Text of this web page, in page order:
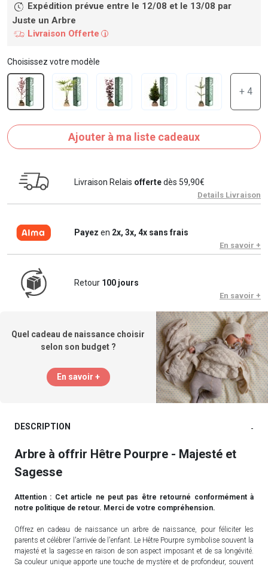
Expédition prévue entre le 12/08 et le 13/08 par
Juste un Arbre
Livraison Offerte
i
Choisissez votre modèle
+ 4
Ajouter à ma liste cadeaux
Livraison Relais offertedès 59,90€
Details Livraison
Payez en 2x, 3x, 4x sans frais
En savoir +
Retour 100 jours
En savoir +
Quel cadeau de naissance choisir
selon son budget ?
En savoir +
DESCRIPTION -
Arbre à offrir Hêtre Pourpre - Majesté et
Sagesse
Attention : Cet article ne peut pas être retourné conformément à
notre politique de retour. Merci de votre compréhension.
Offrez en cadeau de naissance un arbre de naissance, pour féliciter les
parents et célébrer l'arrivée de l'enfant. Le Hêtre Pourpre symbolise souvent la
majesté et la sagesse en raison de son aspect imposant et de sa longévité.
Sa couleur unique apporte une touche de mystère et de profondeur, souvent